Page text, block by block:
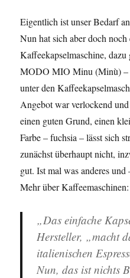
Eigentlich ist unser Bedarf
Nun hat sich aber doch
Kaffeekapselmaschine,
MODO MIO Minu (Minù) –
unter den
Angebot war verlockend
einen guten Grund, einen
Farbe – fuchsia – lässt sich
zunächst überhaupt nicht,
gut. Ist mal was anderes
Mehr über
„Das einfache
Hersteller, „macht
italienischen
Nun, das ist nichts